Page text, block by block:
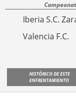
Iberia S.C.
Valencia F.C.
HISTÓRICO DE ESTE
ENFRENTAMIENTO